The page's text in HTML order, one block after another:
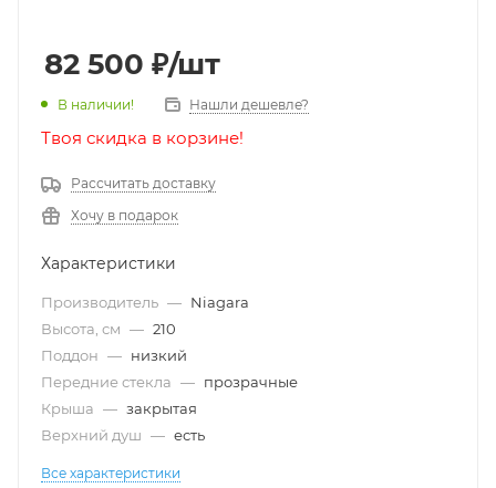
82 500 ₽/шт
В наличии! Нашли дешевле?
Твоя скидка в корзине!
Рассчитать доставку
Хочу в подарок
Характеристики
Производитель — Niagara
Высота, см — 210
Поддон — низкий
Передние стекла — прозрачные
Крыша — закрытая
Верхний душ — есть
Все характеристики